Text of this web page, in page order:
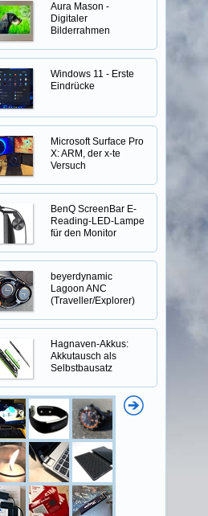
Aura Mason -
Digitaler
Bilderrahmen
Windows 11 - Erste
Eindrücke
Microsoft Surface Pro
X: ARM, der x-te
Versuch
BenQ ScreenBar E-
Reading-LED-Lampe
für den Monitor
beyerdynamic
Lagoon ANC
(Traveller/Explorer)
Hagnaven-Akkus:
Akkutausch als
Selbstbausatz